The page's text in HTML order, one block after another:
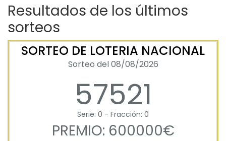
Resultados de los últimos
sorteos
SORTEO DE LOTERIA NACIONAL
Sorteo del 08/08/2026
57521
Serie: 0 - Fracción: 0
PREMIO: 600000€